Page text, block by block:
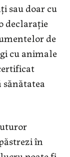
sau doar cu
declarație
de
cu animale
în